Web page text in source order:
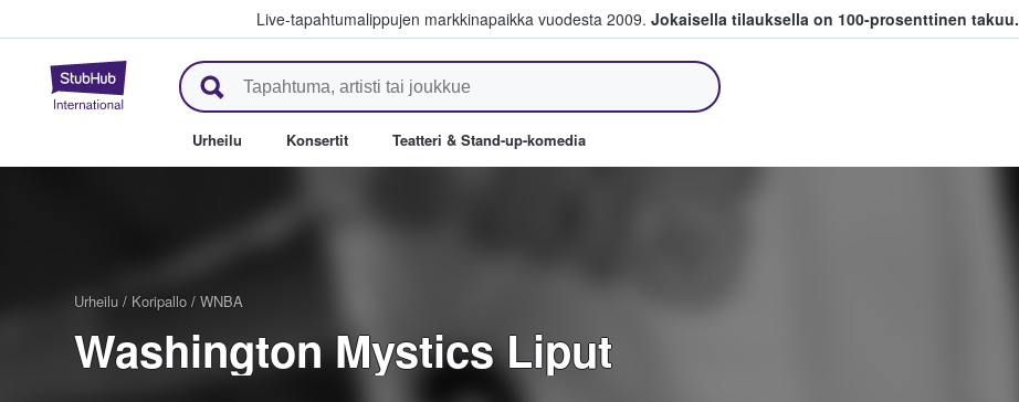
Live-tapahtumalippujen markkinapaikka vuodesta 2009. Jokaisella tilauksella on 100-prosenttinen takuu.
StubHub - missä fanit ostavat ja myyvät lippuja
Urheilu Konsertit Teatteri & Stand-up-komedia
Urheilu / Koripallo / WNBA
Washington Mystics Liput